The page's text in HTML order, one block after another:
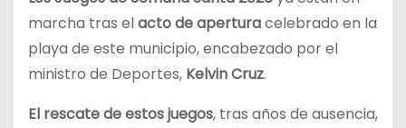
marcha tras elacto de aperturacelebrado en la
playa de este municipio, encabezado por el
ministro de Deportes, Kelvin Cruz.
El rescate de estos juegos, tras años de ausencia,